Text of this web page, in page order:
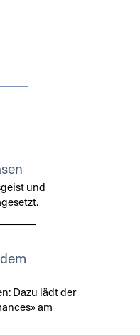
und
Dazu lädt der
am